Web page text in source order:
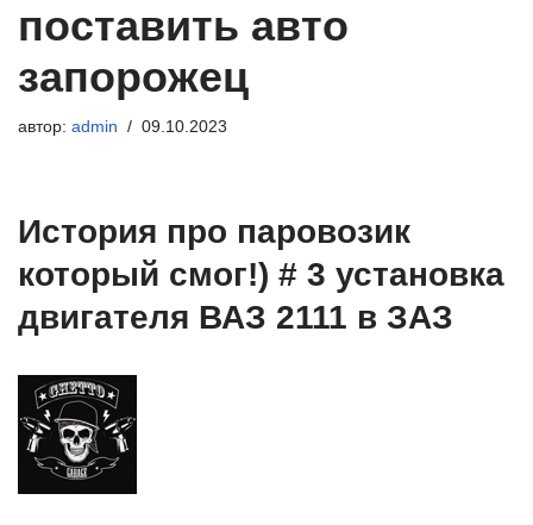
поставить авто
запорожец
автор: admin 09.10.2023
История про паровозик
который смог!) # 3 установка
двигателя ВАЗ 2111 в ЗАЗ